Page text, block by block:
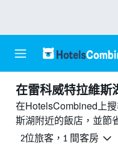
在雷科威特拉維斯
在HotelsCombined上
斯湖附近的飯店，並節
2位旅客，1 間客房